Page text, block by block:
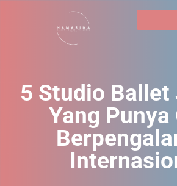
5 Studio
Yang Punya